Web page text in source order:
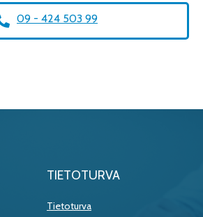
09 - 424 503 99
TIETOTURVA
Tietoturva